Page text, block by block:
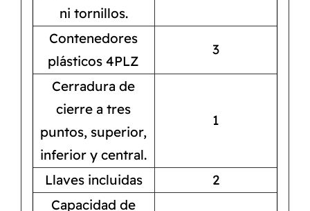
ni tornillos.
Contenedores
plásticos 4PLZ
3
Cerradura de
cierre a tres
puntos, superior,
inferior y central.
1
Llaves incluidas
2
Capacidad de